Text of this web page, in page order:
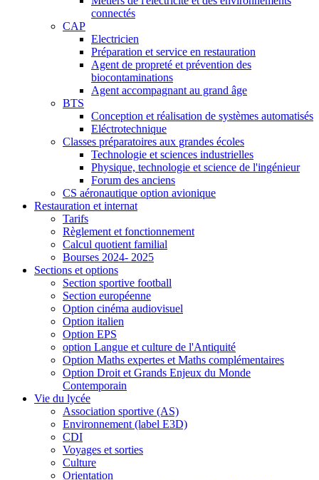
connectés
CAP
Electricien
Préparation et service en restauration
Agent de propreté et prévention des
biocontaminations
Agent accompagnant au grand âge
BTS
Conception et réalisation de systèmes automatisés
Eléctrotechnique
Classes préparatoires aux grandes écoles
Technologie et sciences industrielles
Physique, technologie et science de l'ingénieur
Forum des anciens
CS aéronautique option avionique
Restauration et internat
Tarifs
Règlement et fonctionnement
Calcul quotient familial
Bourses 2024- 2025
Sections et options
Section sportive football
Section européenne
Option cinéma audiovisuel
Option italien
Option EPS
option Langue et culture de l'Antiquité
Option Maths expertes et Maths complémentaires
Option Droit et Grands Enjeux du Monde
Contemporain
Vie du lycée
Association sportive (AS)
Environnement (label E3D)
CDI
Voyages et sorties
Culture
Orientation